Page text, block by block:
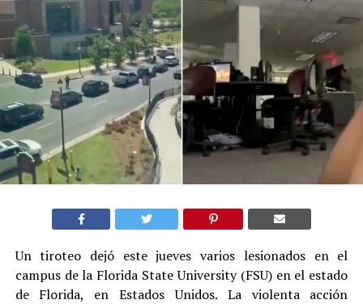
Un tiroteo dejó este jueves varios lesionados en el
campus de la Florida State University (FSU) en el estado
de Florida, en Estados Unidos. La violenta acción